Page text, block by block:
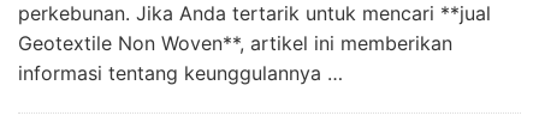
perkebunan. Jika Anda tertarik untuk mencari **jual
Geotextile Non Woven**, artikel ini memberikan
informasi tentang keunggulannya …